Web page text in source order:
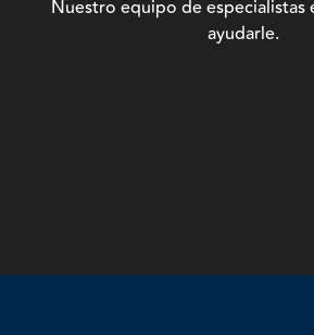
Nuestro equipo de especialistas
ayudarle.